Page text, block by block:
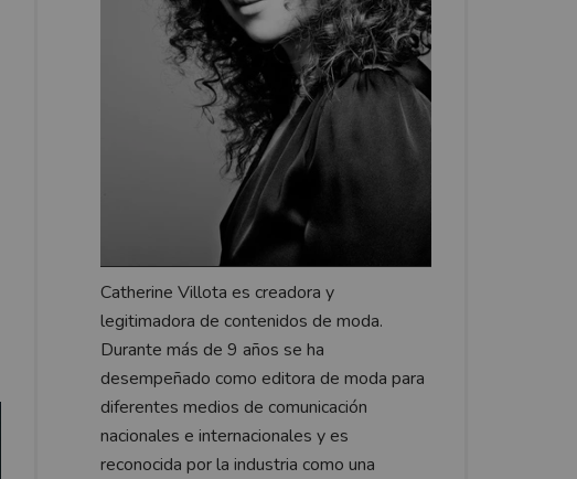
Catherine Villota es creadora y
legitimadora de contenidos de moda.
Durante más de 9 años se ha
desempeñado como editora de moda para
diferentes medios de comunicación
nacionales e internacionales y es
reconocida por la industria como una